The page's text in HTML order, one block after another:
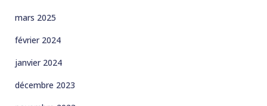
mars 2025
février 2024
janvier 2024
décembre 2023